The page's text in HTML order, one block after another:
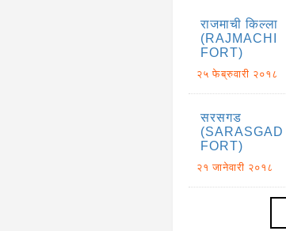
राजमाची किल्ला
(RAJMACHI
FORT)
२५ फेब्रुवारी २०१८
सरसगड
(SARASGAD
FORT)
२१ जानेवारी २०१८